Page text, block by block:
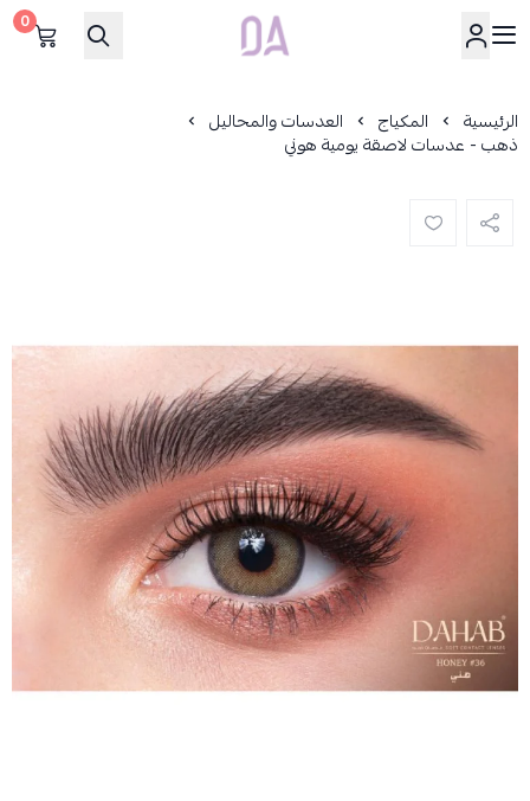
Dar Alamirat
0
الرئيسية المكياج العدسات والمحاليل
ذهب - عدسات لاصقة يومية هوني